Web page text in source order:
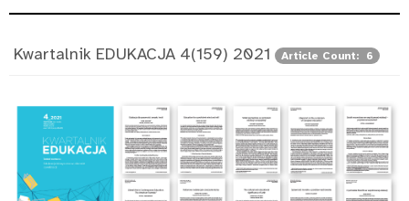
Kwartalnik EDUKACJA 4(159) 2021 Article Count: 6